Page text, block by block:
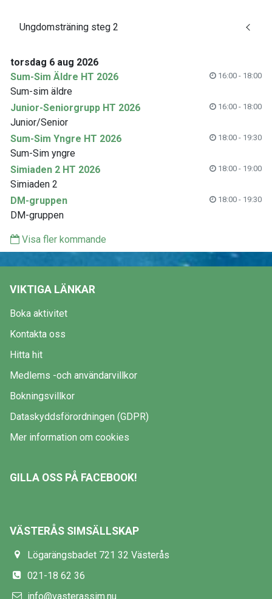
Ungdomsträning steg 2
torsdag 6 aug 2026
Sum-Sim Äldre HT 2026
16:00 - 18:00
Sum-sim äldre
Junior-Seniorgrupp HT 2026
16:00 - 18:00
Junior/Senior
Sum-Sim Yngre HT 2026
18:00 - 19:30
Sum-Sim yngre
Simiaden 2 HT 2026
18:00 - 19:00
Simiaden 2
DM-gruppen
18:00 - 19:30
DM-gruppen
Visa fler kommande
VIKTIGA LÄNKAR
Boka aktivitet
Kontakta oss
Hitta hit
Medlems -och användarvillkor
Bokningsvillkor
Dataskyddsförordningen (GDPR)
Mer information om cookies
GILLA OSS PÅ FACEBOOK!
VÄSTERÅS SIMSÄLLSKAP
Lögarängsbadet 721 32 Västerås
021-18 62 36
info@vasterassim.nu